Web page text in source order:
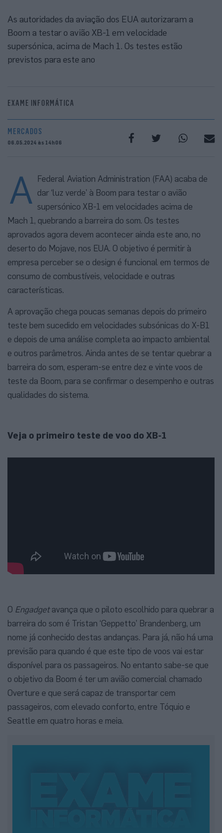
As autoridades da aviação dos EUA autorizaram a
Boom a testar o avião XB-1 em velocidade
supersónica, acima de Mach 1. Os testes estão
previstos para este ano
EXAME INFORMÁTICA
MERCADOS
06.05.2024 às 14h06
A Federal Aviation Administration (FAA) acaba de
dar ‘luz verde’ à Boom para testar o avião
supersónico XB-1 em velocidades acima de
Mach 1, quebrando a barreira do som. Os testes
aprovados agora devem acontecer ainda este ano, no
deserto do Mojave, nos EUA. O objetivo é permitir à
empresa perceber se o design é funcional em termos de
consumo de combustíveis, velocidade e outras
características.
A aprovação chega poucas semanas depois do primeiro
teste bem sucedido em velocidades subsónicas do X-B1
e depois de uma análise completa ao impacto ambiental
e outros parâmetros. Ainda antes de se tentar quebrar a
barreira do som, esperam-se entre dez e vinte voos de
teste da Boom, para se confirmar o desempenho e outras
qualidades do sistema.
Veja o primeiro teste de voo do XB-1
O Engadgetavança que o piloto escolhido para quebrar a
barreira do som é Tristan ‘Geppetto’ Brandenberg, um
nome já conhecido destas andanças. Para já, não há uma
previsão para quando é que este tipo de voos vai estar
disponível para os passageiros. No entanto sabe-se que
o objetivo da Boom é ter um avião comercial chamado
Overture e que será capaz de transportar cem
passageiros, com elevado conforto, entre Tóquio e
Seattle em quatro horas e meia.